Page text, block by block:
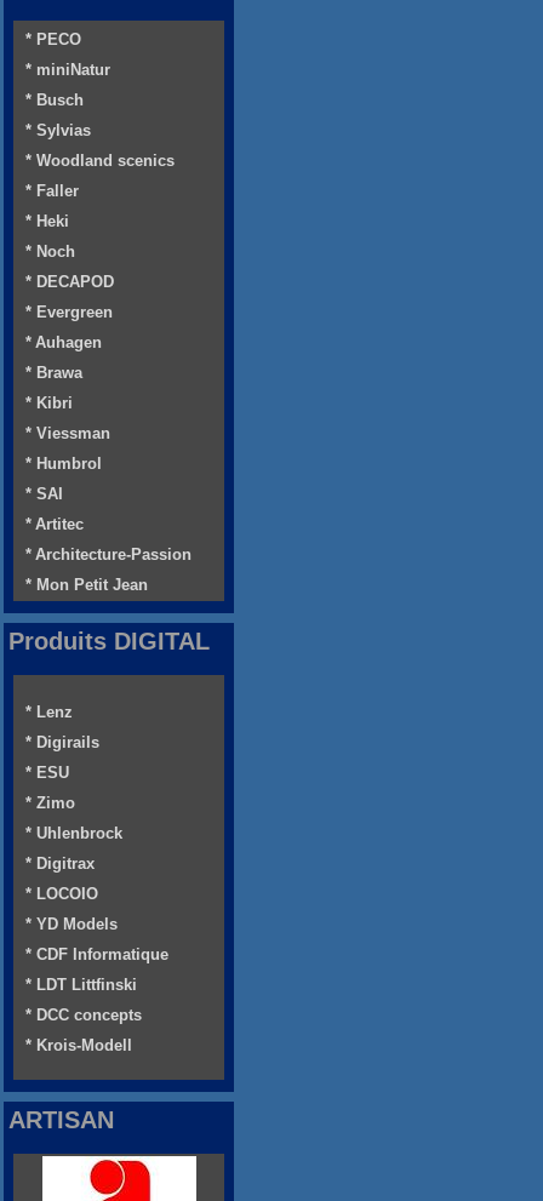
* PECO
* miniNatur
* Busch
* Sylvias
* Woodland scenics
* Faller
* Heki
* Noch
* DECAPOD
* Evergreen
* Auhagen
* Brawa
* Kibri
* Viessman
* Humbrol
* SAI
* Artitec
* Architecture-Passion
* Mon Petit Jean
Produits DIGITAL
* Lenz
* Digirails
* ESU
* Zimo
* Uhlenbrock
* Digitrax
* LOCOIO
* YD Models
* CDF Informatique
* LDT Littfinski
* DCC concepts
* Krois-Modell
ARTISAN